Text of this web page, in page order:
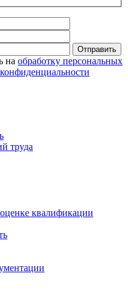
Отправить
на обработку персональных
труда
квалификации